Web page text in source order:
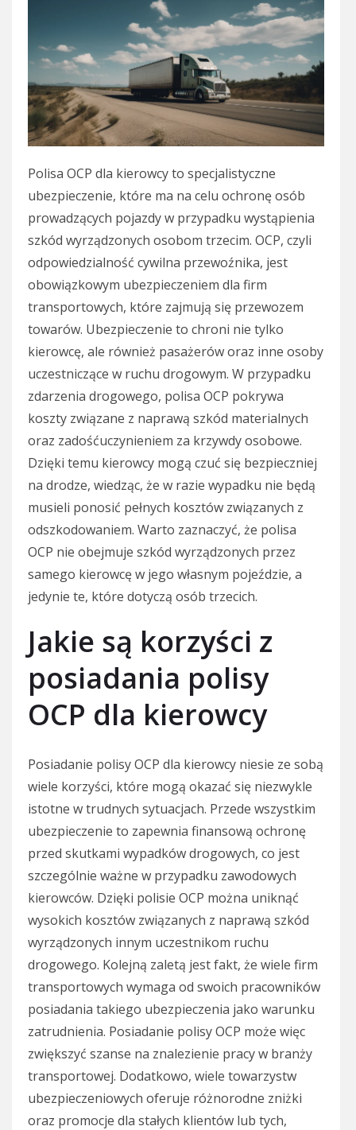
Polisa OCP dla kierowcy to specjalistyczne
ubezpieczenie, które ma na celu ochronę osób
prowadzących pojazdy w przypadku wystąpienia
szkód wyrządzonych osobom trzecim. OCP, czyli
odpowiedzialność cywilna przewoźnika, jest
obowiązkowym ubezpieczeniem dla firm
transportowych, które zajmują się przewozem
towarów. Ubezpieczenie to chroni nie tylko
kierowcę, ale również pasażerów oraz inne osoby
uczestniczące w ruchu drogowym. W przypadku
zdarzenia drogowego, polisa OCP pokrywa
koszty związane z naprawą szkód materialnych
oraz zadośćuczynieniem za krzywdy osobowe.
Dzięki temu kierowcy mogą czuć się bezpieczniej
na drodze, wiedząc, że w razie wypadku nie będą
musieli ponosić pełnych kosztów związanych z
odszkodowaniem. Warto zaznaczyć, że polisa
OCP nie obejmuje szkód wyrządzonych przez
samego kierowcę w jego własnym pojeździe, a
jedynie te, które dotyczą osób trzecich.
Jakie są korzyści z
posiadania polisy
OCP dla kierowcy
Posiadanie polisy OCP dla kierowcy niesie ze sobą
wiele korzyści, które mogą okazać się niezwykle
istotne w trudnych sytuacjach. Przede wszystkim
ubezpieczenie to zapewnia finansową ochronę
przed skutkami wypadków drogowych, co jest
szczególnie ważne w przypadku zawodowych
kierowców. Dzięki polisie OCP można uniknąć
wysokich kosztów związanych z naprawą szkód
wyrządzonych innym uczestnikom ruchu
drogowego. Kolejną zaletą jest fakt, że wiele firm
transportowych wymaga od swoich pracowników
posiadania takiego ubezpieczenia jako warunku
zatrudnienia. Posiadanie polisy OCP może więc
zwiększyć szanse na znalezienie pracy w branży
transportowej. Dodatkowo, wiele towarzystw
ubezpieczeniowych oferuje różnorodne zniżki
oraz promocje dla stałych klientów lub tych,